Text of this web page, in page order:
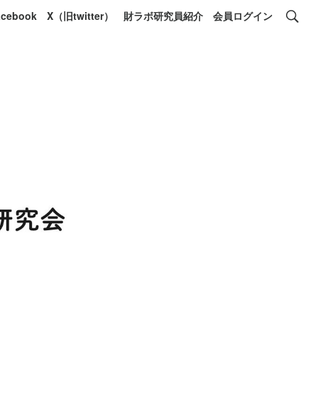
X（旧twitter） 財ラボ研究員紹介 会員ログイン